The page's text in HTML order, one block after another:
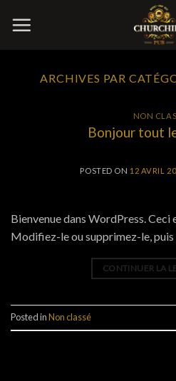
ARCHIVES PAR
NON
Bonjour tout
POSTED ON 12 AVRIL
Bienvenue dans WordPress.
Modifiez-le ou supprimez-le, puis
CONTINUER LA
Posted inNon classé